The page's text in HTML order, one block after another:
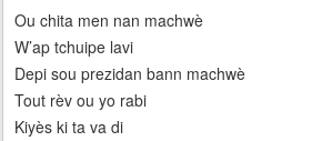
Ou chita men nan machwè
W’ap tchuipe lavi
Depi sou prezidan bann machwè
Tout rèv ou yo rabi
Kiyès ki ta va di